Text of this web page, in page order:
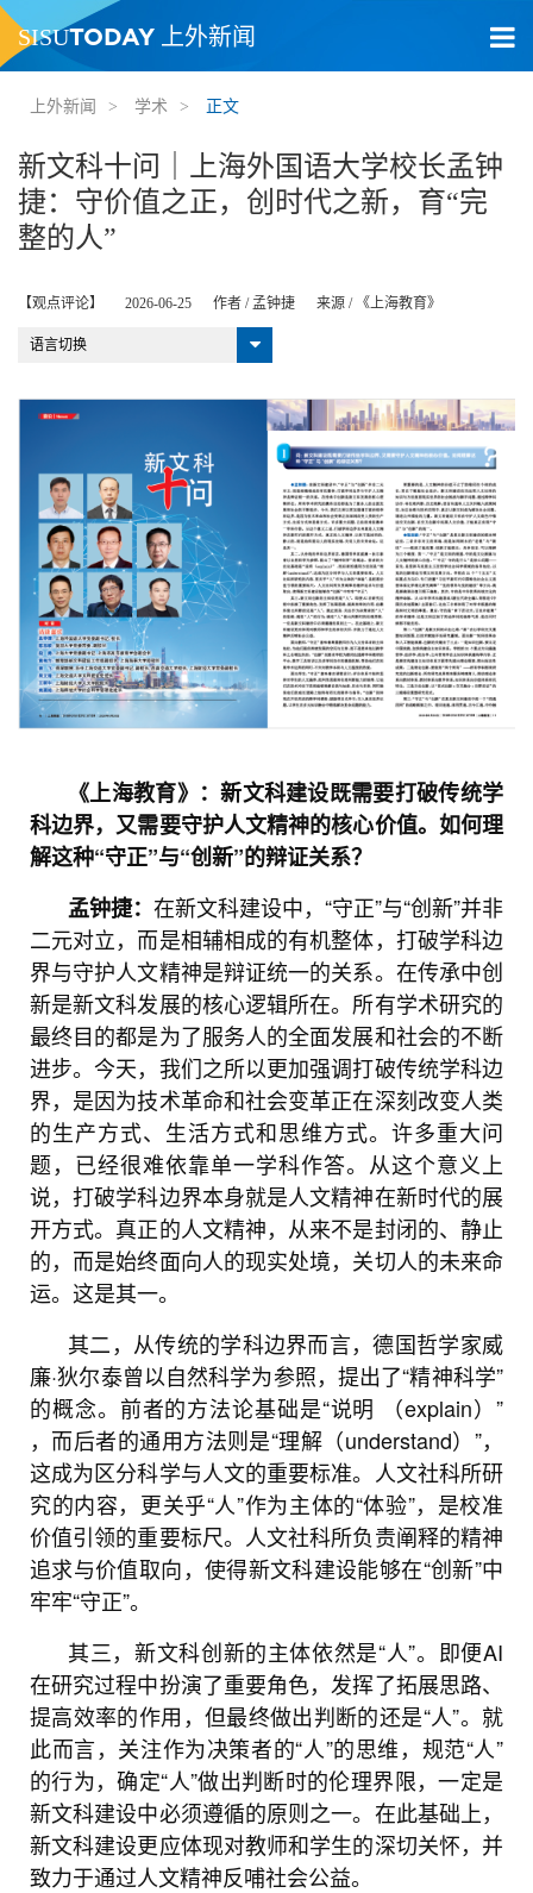
SISUTODAY 上外新闻
上外新闻 > 学术 > 正文
新文科十问｜上海外国语大学校长孟钟
捷：守价值之正，创时代之新，育“完
整的人”
【观点评论】 2026-06-25 作者 / 孟钟捷 来源 / 《上海教育》
语言切换
《上海教育》：新文科建设既需要打破传统学
科边界，又需要守护人文精神的核心价值。如何理
解这种“守正”与“创新”的辩证关系？
孟钟捷： 在新文科建设中，“守正”与“创新”并非
二元对立，而是相辅相成的有机整体，打破学科边
界与守护人文精神是辩证统一的关系。在传承中创
新是新文科发展的核心逻辑所在。所有学术研究的
最终目的都是为了服务人的全面发展和社会的不断
进步。今天，我们之所以更加强调打破传统学科边
界，是因为技术革命和社会变革正在深刻改变人类
的生产方式、生活方式和思维方式。许多重大问
题，已经很难依靠单一学科作答。从这个意义上
说，打破学科边界本身就是人文精神在新时代的展
开方式。真正的人文精神，从来不是封闭的、静止
的，而是始终面向人的现实处境，关切人的未来命
运。这是其一。
其二，从传统的学科边界而言，德国哲学家威
廉·狄尔泰曾以自然科学为参照，提出了“精神科学”
的概念。前者的方法论基础是“说明 （explain）”
，而后者的通用方法则是“理解（understand）”，
这成为区分科学与人文的重要标准。人文社科所研
究的内容，更关乎“人”作为主体的“体验”，是校准
价值引领的重要标尺。人文社科所负责阐释的精神
追求与价值取向，使得新文科建设能够在“创新”中
牢牢“守正”。
其三，新文科创新的主体依然是“人”。即便AI
在研究过程中扮演了重要角色，发挥了拓展思路、
提高效率的作用，但最终做出判断的还是“人”。就
此而言，关注作为决策者的“人”的思维，规范“人”
的行为，确定“人”做出判断时的伦理界限，一定是
新文科建设中必须遵循的原则之一。在此基础上，
新文科建设更应体现对教师和学生的深切关怀，并
致力于通过人文精神反哺社会公益。